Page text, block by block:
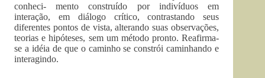
conheci- mento construído por indivíduos em
interação, em diálogo crítico, contrastando seus
diferentes pontos de vista, alterando suas observações,
teorias e hipóteses, sem um método pronto. Reafirma-
se a idéia de que o caminho se constrói caminhando e
interagindo.